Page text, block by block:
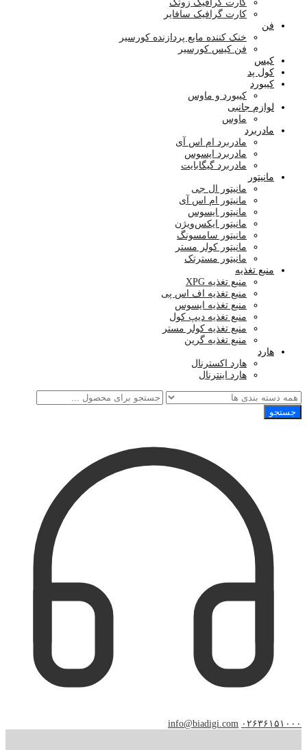
کارت گرافیک زوتک
کارت گرافیک سافایر
فن
خنک کننده مایع پردازنده کورسیر
فن کیس کورسیر
کیس
کول پد
کیبورد
کیبورد و ماوس
لوازم جانبی
ماوس
مادربرد
مادربرد ام اس آی
مادربرد ایسوس
مادربرد گیگابایت
مانیتور
مانیتور ال جی
مانیتور ام اس آی
مانیتور ایسوس
مانیتور ایکس‌ویژن
مانیتور سامسونگ
مانیتور کولر مستر
مانیتور مسترتک
منبع تغذیه
منبع تغذیه XPG
منبع تغذیه اف اس پی
منبع تغذیه ایسوس
منبع تغذیه دیپ کول
منبع تغذیه کولر مستر
منبع تغذیه گرین
هارد
هارد اکسترنال
هارد اینترنال
جستجو
۰۲۶۳۶۱۵۱۰۰۰ info@biadigi.com